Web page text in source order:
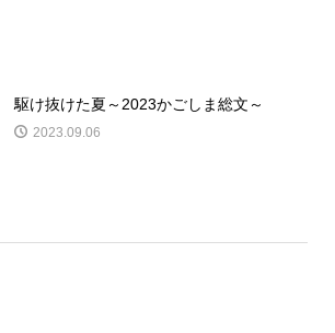
駆け抜けた夏～2023かごしま総文～
2023.09.06